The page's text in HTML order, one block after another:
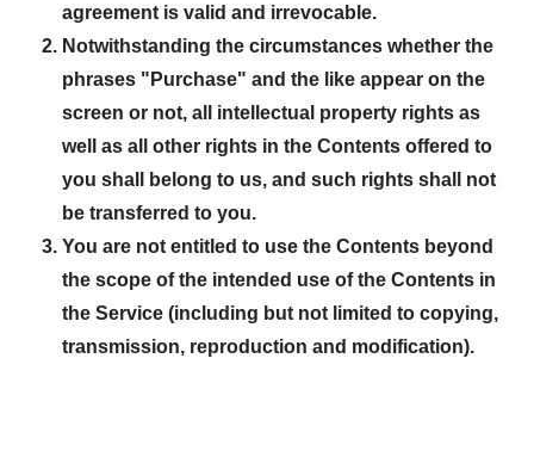
agreement is valid and irrevocable.
Notwithstanding the circumstances whether the
phrases "Purchase" and the like appear on the
screen or not, all intellectual property rights as
well as all other rights in the Contents offered to
you shall belong to us, and such rights shall not
be transferred to you.
You are not entitled to use the Contents beyond
the scope of the intended use of the Contents in
the Service (including but not limited to copying,
transmission, reproduction and modification).